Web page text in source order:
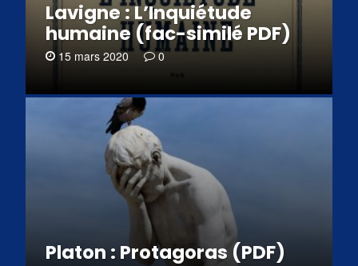
Lavigne : L’Inquiétude
humaine (fac-similé PDF)
15 mars 2020 0
Platon : Protagoras (PDF)